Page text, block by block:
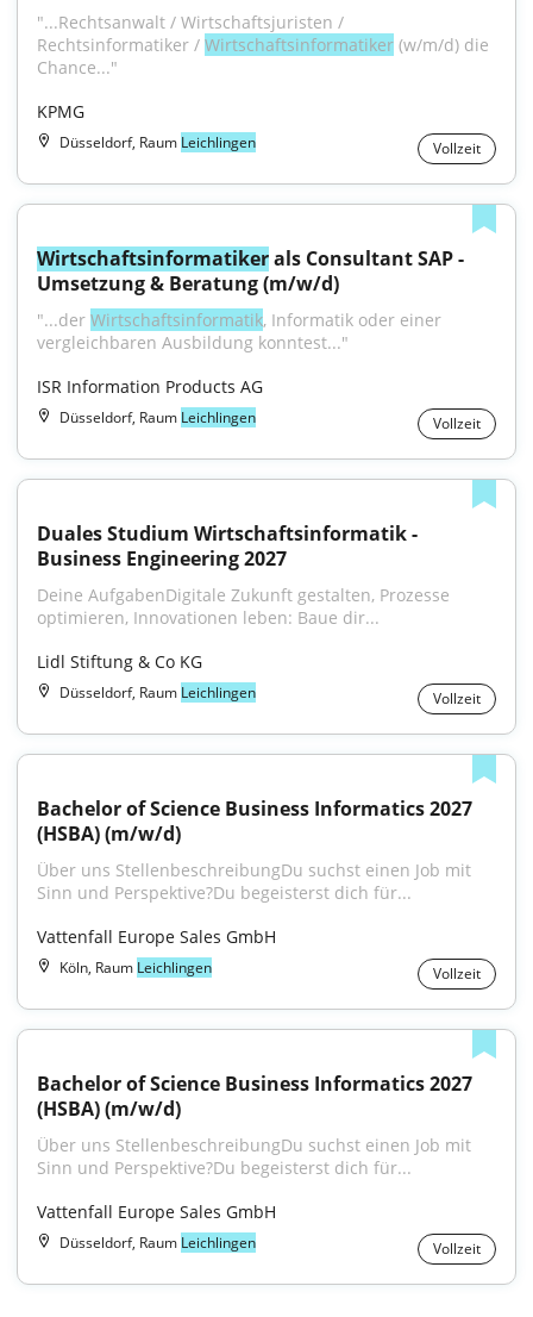
"...Rechtsanwalt / Wirtschaftsjuristen /
Rechtsinformatiker / Wirtschaftsinformatiker (w/m/d) die
Chance..."
KPMG
Düsseldorf, Raum Leichlingen Vollzeit
Wirtschaftsinformatiker als Consultant SAP -
Umsetzung & Beratung (m/w/d)
"...der Wirtschaftsinformatik, Informatik oder einer
vergleichbaren Ausbildung konntest..."
ISR Information Products AG
Düsseldorf, Raum Leichlingen Vollzeit
Duales Studium Wirtschaftsinformatik -
Business Engineering 2027
Deine AufgabenDigitale Zukunft gestalten, Prozesse
optimieren, Innovationen leben: Baue dir...
Lidl Stiftung & Co KG
Düsseldorf, Raum Leichlingen Vollzeit
Bachelor of Science Business Informatics 2027
(HSBA) (m/w/d)
Über uns StellenbeschreibungDu suchst einen Job mit
Sinn und Perspektive?Du begeisterst dich für...
Vattenfall Europe Sales GmbH
Köln, Raum Leichlingen Vollzeit
Bachelor of Science Business Informatics 2027
(HSBA) (m/w/d)
Über uns StellenbeschreibungDu suchst einen Job mit
Sinn und Perspektive?Du begeisterst dich für...
Vattenfall Europe Sales GmbH
Düsseldorf, Raum Leichlingen Vollzeit